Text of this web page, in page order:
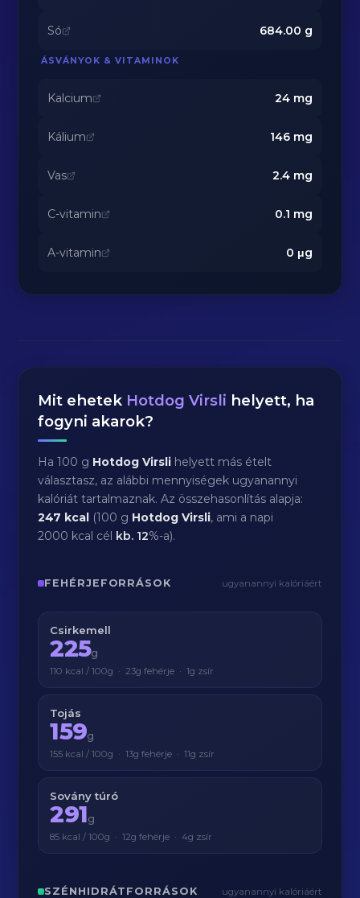
Só 684.00 g
ÁSVÁNYOK & VITAMINOK
Kalcium 24mg
Kálium 146mg
Vas 2.4mg
C-vitamin 0.1 mg
A-vitamin 0 μg
Mit ehetek Hotdog Virsli helyett, ha
fogyni akarok?
Ha 100 g Hotdog Virsli helyett más ételt
választasz, az alábbi mennyiségek ugyanannyi
kalóriát tartalmaznak. Az összehasonlítás alapja:
247 kcal (100 g Hotdog Virsli, ami a napi
2000 kcal cél kb. 12%-a).
FEHÉRJEFORRÁSOK ugyanannyi kalóriáért
Csirkemell
225g
110 kcal / 100g · 23g fehérje · 1g zsír
Tojás
159g
155 kcal / 100g · 13g fehérje · 11g zsír
Sovány túró
291g
85 kcal / 100g · 12g fehérje · 4g zsír
SZÉNHIDRÁTFORRÁSOK ugyanannyi kalóriáért